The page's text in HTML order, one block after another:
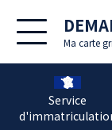
Ma carte
Service